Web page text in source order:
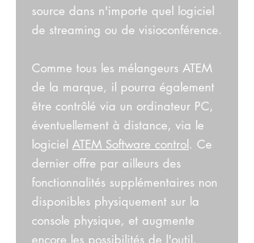
source dans n'importe quel logiciel
de streaming ou de visioconférence.
Comme tous les mélangeurs ATEM
de la marque, il pourra également
être contrôlé via un ordinateur PC,
éventuellement à distance, via le
logiciel ATEM Software control. Ce
dernier offre par ailleurs des
fonctionnalités supplémentaires non
disponibles physiquement sur la
console physique, et augmente
encore les possibilités de l'outil.